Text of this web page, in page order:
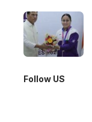
Follow US